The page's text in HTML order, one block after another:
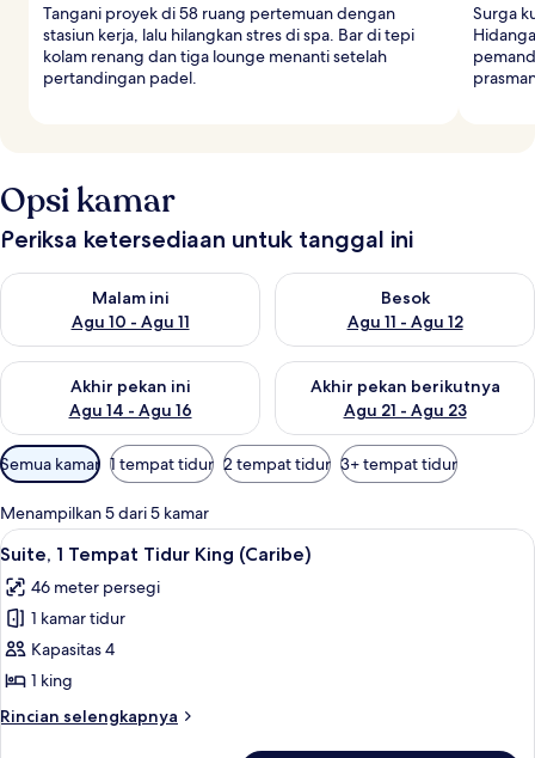
Tangani proyek di 58 ruang pertemuan dengan
stasiun kerja, lalu hilangkan stres di spa. Bar di tepi
kolam renang dan tiga lounge menanti setelah
pertandingan padel.
Surga
Opsi kamar
Periksa ketersediaan untuk tanggal ini
Malam ini
Agu 10 - Agu 11
Periksa ketersediaan untuk malam ini Agu 10 - Agu 11
Besok
Agu 11 - Agu 12
Periksa ketersediaan untuk
Akhir pekan ini
Agu 14 - Agu 16
Periksa ketersediaan untuk akhir pekan ini Agu 14 - Agu 16
Akhir pekan berikutnya
Agu 21 - Agu 23
Periksa ketersediaan untuk
Filter
tersedia
untuk
kamar
Semua kamar 1 tempat tidur 2 tempat tidur 3+ tempat tidur
Menampilkan 5 dari 5 kamar
Lihat
semua
foto
untuk
Suite,
1
Tempat
Tidur
Suite, 1 Tempat Tidur King (Caribe) |
6
Suite, 1 Tempat Tidur King (Caribe)
46 meter persegi
1 kamar tidur
Kapasitas 4
1 king
Rincian selengkapnya
Rincian